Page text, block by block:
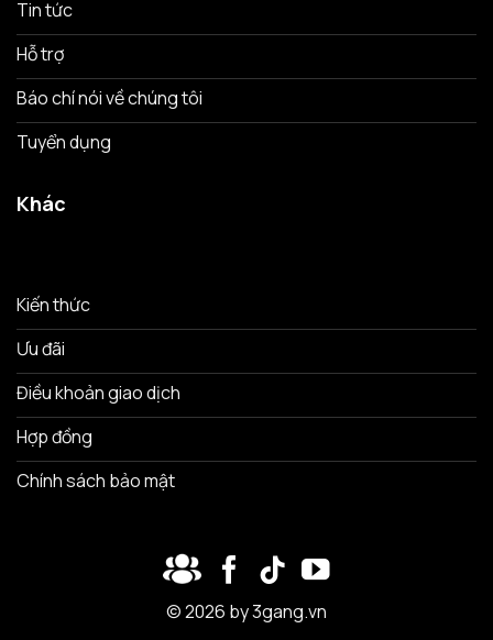
Tin tức
Hỗ trợ
Báo chí nói về chúng tôi
Tuyển dụng
Khác
Kiến thức
Ưu đãi
Điều khoản giao dịch
Hợp đồng
Chính sách bảo mật
© 2026 by 3gang.vn